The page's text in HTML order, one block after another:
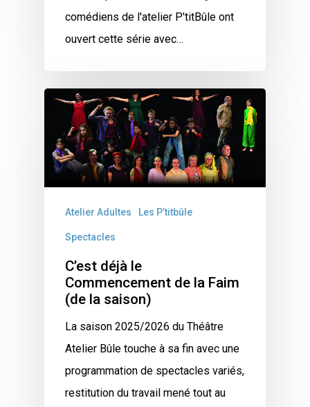
comédiens de l'atelier P'titBûle ont
ouvert cette série avec…
Atelier Adultes Les P’titbûle
Spectacles
C’est déjà le
Commencement de la Faim
(de la saison)
La saison 2025/2026 du Théâtre
Atelier Bûle touche à sa fin avec une
programmation de spectacles variés,
restitution du travail mené tout au